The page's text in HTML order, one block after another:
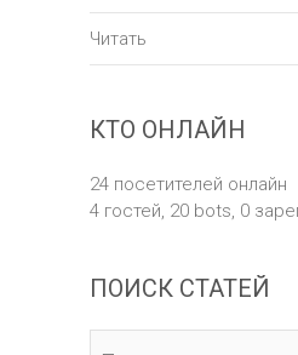
Читать
КТО ОНЛАЙН
24 посетителей онлайн
4 гостей, 20 bots, 0
ПОИСК СТАТЕЙ